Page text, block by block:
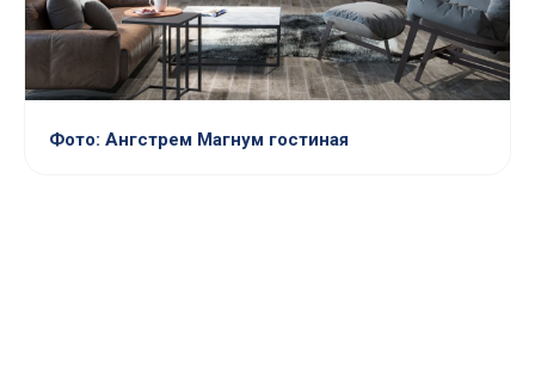
Фото: Ангстрем Магнум гостиная